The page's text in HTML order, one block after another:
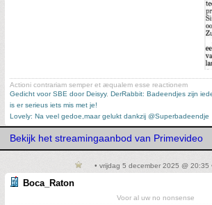
Actioni contrariam semper et æqualem esse reactionem
Gedicht voor SBE door Deisyy, DerRabbit: Badeendjes zijn
is er serieus iets mis met je!
Lovely: Na veel gedoe,maar gelukt dankzij @Superbadeendje
Bekijk het streamingaanbod van Primevideo
• vrijdag 5 december 2025 @ 20:35
Boca_Raton
Voor al uw no nonsense